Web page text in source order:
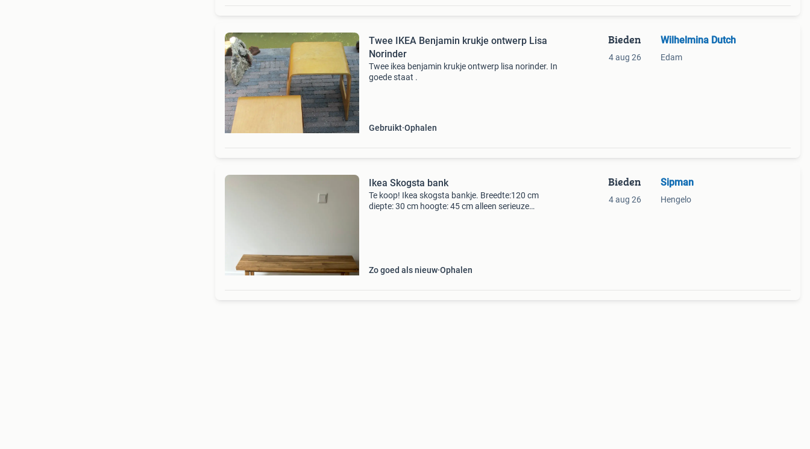
Twee IKEA Benjamin krukje ontwerp Lisa
Norinder
Twee ikea benjamin krukje ontwerp lisa norinder. In
goede staat .
Gebruikt Ophalen
Bieden
4 aug 26
Wilhelmina Dutch
Edam
Ikea Skogsta bank
Te koop! Ikea skogsta bankje. Breedte:120 cm
diepte: 30 cm hoogte: 45 cm alleen serieuze
Zo goed als nieuw Ophalen
Bieden
4 aug 26
Sipman
Hengelo